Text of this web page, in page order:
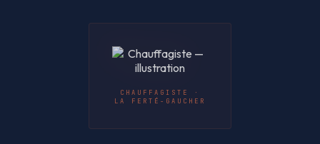
CHAUFFAGISTE ·
LA FERTÉ-GAUCHER